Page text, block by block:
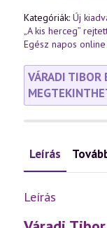
Kategóriák: Új
„A kis herceg”
Egész napos
VÁRADI TIBOR
Leírás
Leírás